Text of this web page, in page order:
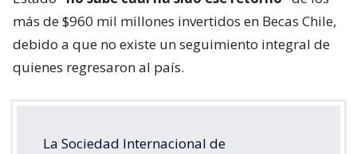
más de $960 mil millones invertidos en Becas Chile,
debido a que no existe un seguimiento integral de
quienes regresaron al país.
La Sociedad Internacional de